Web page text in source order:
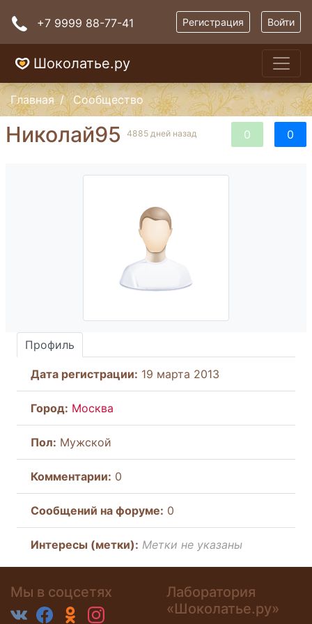
+7 9999 88-77-41 Регистрация Войти
Шоколатье.ру
Главная Сообщество
0 0
Николай95 4885 дней назад
Профиль
Дата регистрации: 19 марта 2013
Город: Москва
Пол: Мужской
Комментарии: 0
Cообщений на форуме: 0
Интересы (метки): Метки не указаны
Мы в соцсетях
Лаборатория
«Шоколатье.ру»